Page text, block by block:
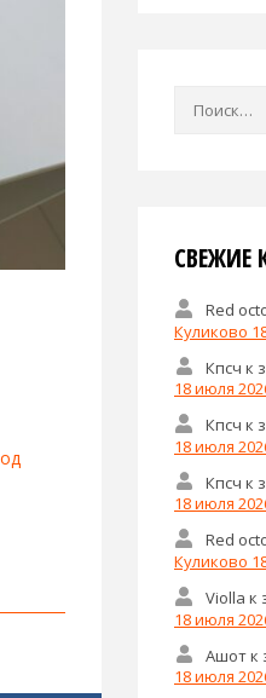
Найти:
СВЕЖИЕ
Red
Куликово
Кпсч к
18 июля
Кпсч к
18 июля
Кпсч к
18 июля
Red
Куликово
Violla к
18 июля
Ашотк
18 июля